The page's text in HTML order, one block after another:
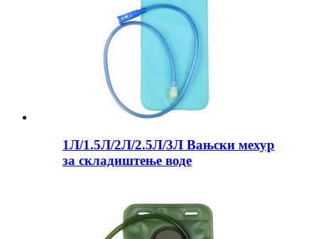
1Л/1.5Л/2Л/2.5Л/3Л Вањски мехур
за складиштење воде